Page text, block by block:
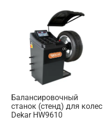
Балансировочный
станок (стенд) для колес
Dekar HW9610